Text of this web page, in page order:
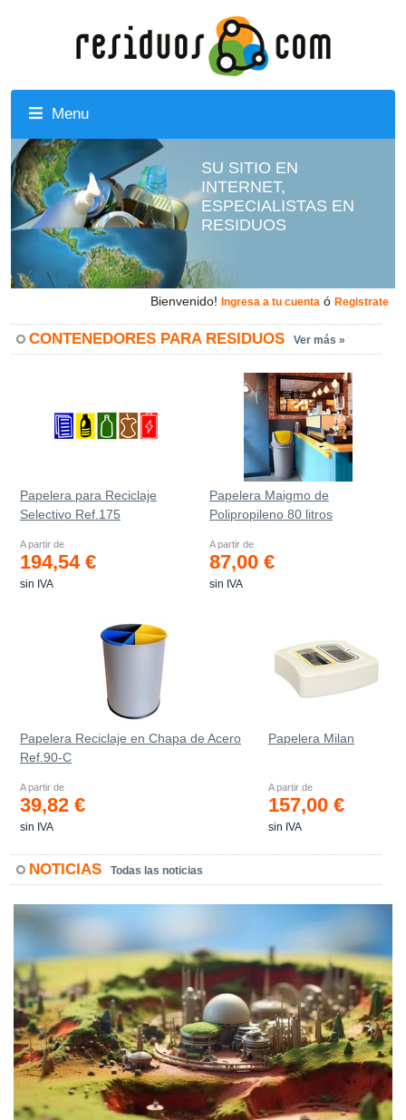
Menu
SU SITIO EN
INTERNET,
ESPECIALISTAS EN
RESIDUOS
Bienvenido! Ingresa a tu cuenta ó Registrate
CONTENEDORES PARA RESIDUOS Ver más »
Papelera para Reciclaje
Selectivo Ref.175
A partir de
194,54 €
sin IVA
Papelera Maigmo de
Polipropileno 80 litros
A partir de
87,00 €
sin IVA
Papelera Reciclaje en Chapa de Acero
Ref.90-C
A partir de
39,82 €
sin IVA
Papelera Milan
A partir de
157,00 €
sin IVA
NOTICIAS Todas las noticias